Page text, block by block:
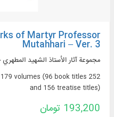
of Martyr Professor
Mutahhari – Ver. 3
مجموعة آثار الأستاذ الشهيد المطهري
179 volumes (96 book titles
and 156 treatise titles)
193,200 تومان